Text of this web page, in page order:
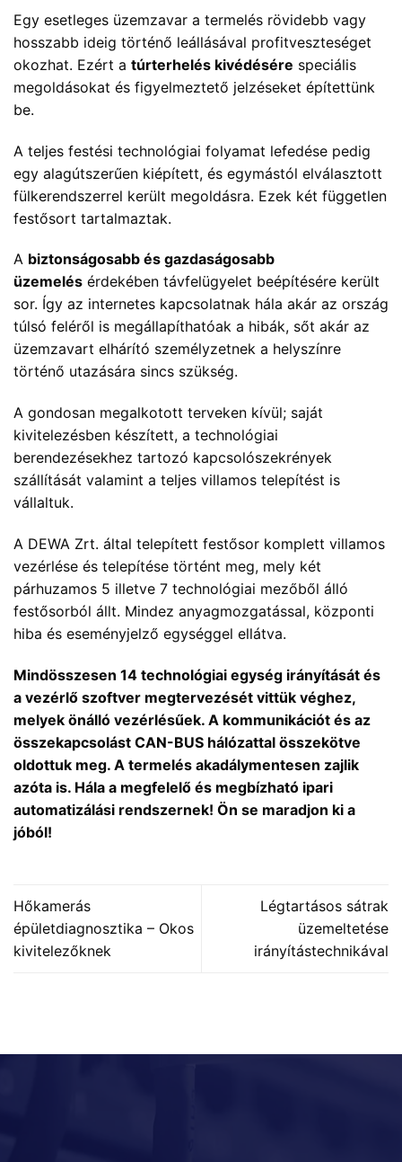
Egy esetleges üzemzavar a termelés rövidebb vagy
hosszabb ideig történő leállásával profitveszteséget
okozhat. Ezért a túrterhelés kivédésére speciális
megoldásokat és figyelmeztető jelzéseket építettünk
be.
A teljes festési technológiai folyamat lefedése pedig
egy alagútszerűen kiépített, és egymástól elválasztott
fülkerendszerrel került megoldásra. Ezek két független
festősort tartalmaztak.
A biztonságosabb és gazdaságosabb
üzemelés érdekében távfelügyelet beépítésére került
sor. Így az internetes kapcsolatnak hála akár az ország
túlsó feléről is megállapíthatóak a hibák, sőt akár az
üzemzavart elhárító személyzetnek a helyszínre
történő utazására sincs szükség.
A gondosan megalkotott terveken kívül; saját
kivitelezésben készített, a technológiai
berendezésekhez tartozó kapcsolószekrények
szállítását valamint a teljes villamos telepítést is
vállaltuk.
A DEWA Zrt. által telepített festősor komplett villamos
vezérlése és telepítése történt meg, mely két
párhuzamos 5 illetve 7 technológiai mezőből álló
festősorból állt. Mindez anyagmozgatással, központi
hiba és eseményjelző egységgel ellátva.
Mindösszesen 14 technológiai egység irányítását és
a vezérlő szoftver megtervezését vittük véghez,
melyek önálló vezérlésűek. A kommunikációt és az
összekapcsolást CAN-BUS hálózattal összekötve
oldottuk meg. A termelés akadálymentesen zajlik
azóta is. Hála a megfelelő és megbízható ipari
automatizálási rendszernek! Ön se maradjon ki a
jóból!
Hőkamerás
épületdiagnosztika – Okos
kivitelezőknek
Légtartásos sátrak
üzemeltetése
irányítástechnikával